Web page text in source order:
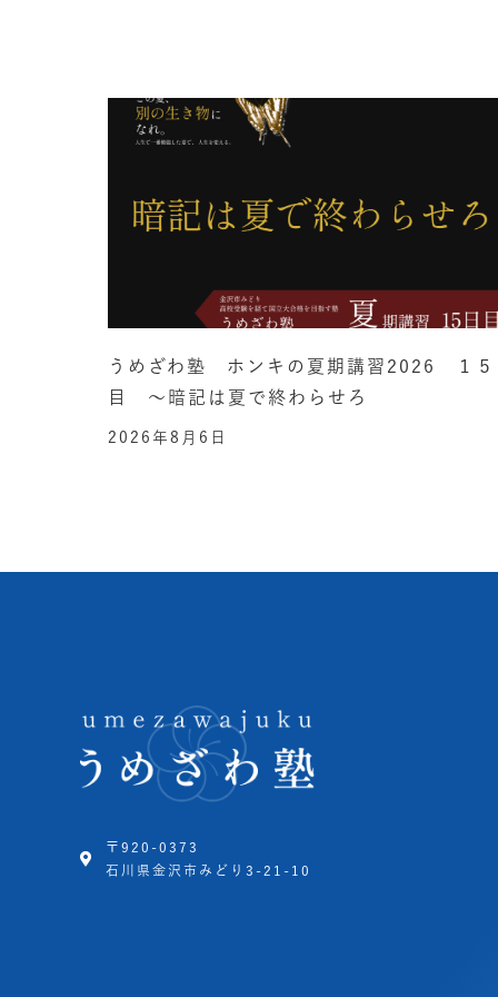
うめざわ塾 ホンキの夏期講習2026 １５
目 ～暗記は夏で終わらせろ
2026年8月6日
〒920-0373
石川県金沢市みどり3-21-10